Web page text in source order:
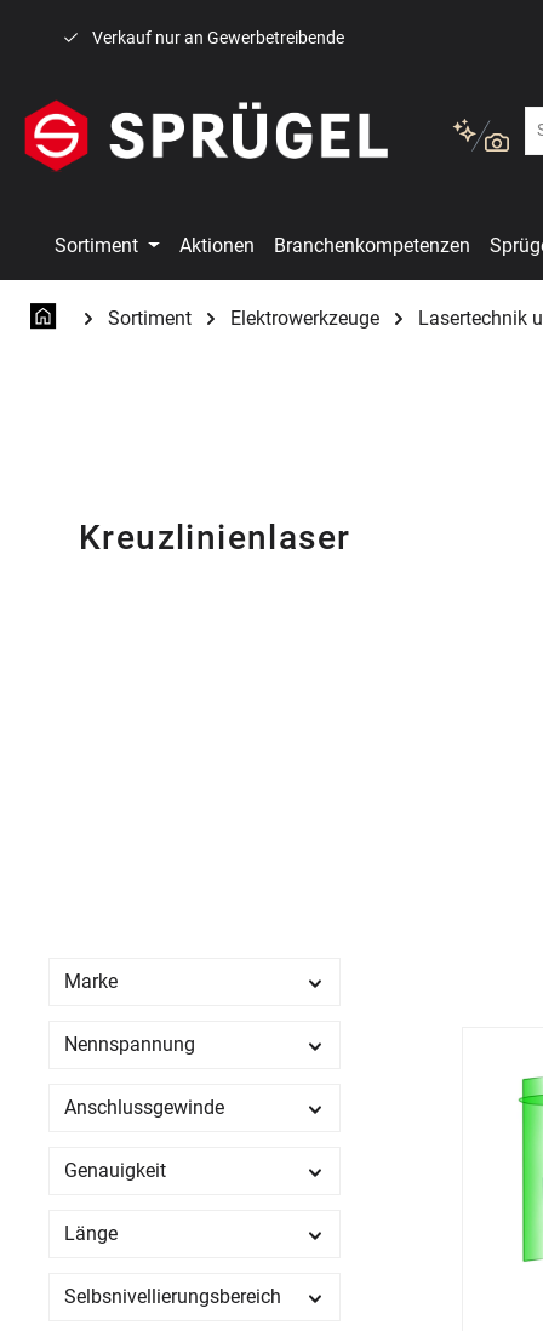
Verkauf nur an Gewerbetreibende
Sortiment Aktionen Branchenkompetenzen
Sortiment Elektrowerkzeuge Lasertechnik
Kreuzlinienlaser
Marke
Nennspannung
Anschlussgewinde
Genauigkeit
Länge
Selbsnivellierungsbereich